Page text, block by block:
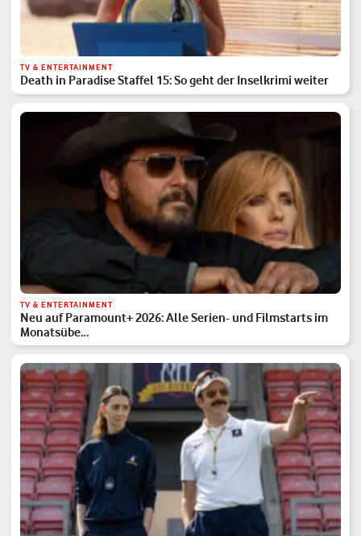
TV & ENTERTAINMENT
Death in Paradise Staffel 15: So geht der Inselkrimi weiter
TV & ENTERTAINMENT
Neu auf Paramount+ 2026: Alle Serien- und Filmstarts im
Monatsübe…